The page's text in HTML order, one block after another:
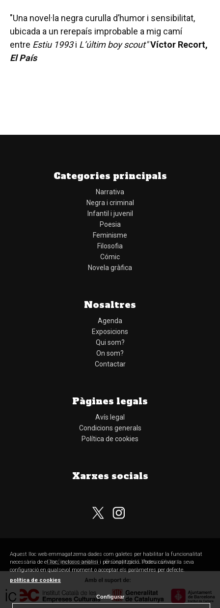
"Una novel·la negra curulla d’humor i sensibilitat,
ubicada a un rerepaís improbable a mig camí
entre Estiu 1993i L’últim boy scout"Víctor Recort,
El País
Categories principals
Narrativa
Negra i criminal
Infantil i juvenil
Poesia
Feminisme
Filosofia
Cómic
Novela gràfica
Nosaltres
Agenda
Exposicions
Qui som?
On som?
Contactar
Pàgines legals
Avís legal
Condicions generals
Política de cookies
Xarxes socials
Configurar cookies © Copyright Llibreria Obaga
Aquest lloc web emmagatzema dades com galetes per habilitar la funcionalitat
necessària de el lloc, inclosos anàlisi i personalització. Podeu canviar la seva
configuració en qualsevol moment o acceptar els paràmetres per defecte.
política de cookies
Configurar
Subscriu-te al nostre butlletí
He llegit, comprenc i accepto lapolítica de privacitat